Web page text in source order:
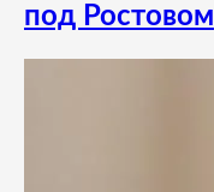
под Ростовом